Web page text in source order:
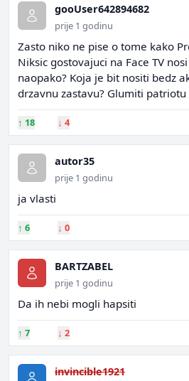
gooUser642894682
prije 1 godinu
Zasto niko ne pise o tome kako
Niksic gostovajuci na Face TV
naopako? Koja je bit nositi bedz
drzavnu zastavu? Glumiti patriotu
↑ 18 ↓ 4
autor35
prije 1 godinu
ja vlasti
↑ 6 ↓ 0
BARTZABEL
prije 1 godinu
Da ih nebi mogli hapsiti
↑ 7 ↓ 2
invincible1921